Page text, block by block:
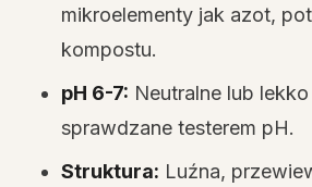
mikroelementy jak azot,
kompostu.
pH 6-7: Neutralne lub
sprawdzane testerem pH.
Struktura: Luźna,